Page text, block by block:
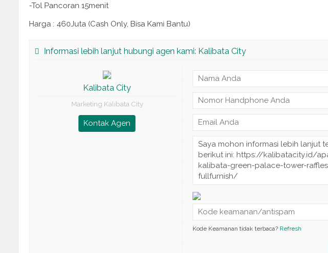
-Tol Pancoran 15menit
Harga : 460Juta (Cash Only, Bisa Kami Bantu)
Informasi lebih lanjut hubungi agen kami: Kalibata City
Kalibata City
Marketing Kalibata City
Kontak Agen
Kode Keamanan tidak terbaca? Refresh